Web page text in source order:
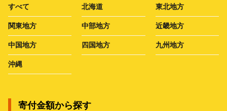
すべて 北海道 東北地方
関東地方 中部地方 近畿地方
中国地方 四国地方 九州地方
沖縄
寄付金額から探す